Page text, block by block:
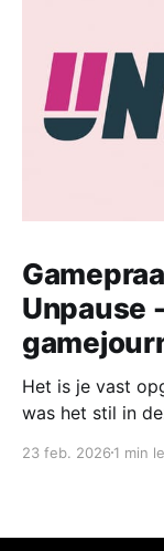
Unpause
Het is je vast
was het stil in
collega-
heeft
23 feb. 2026 1 min